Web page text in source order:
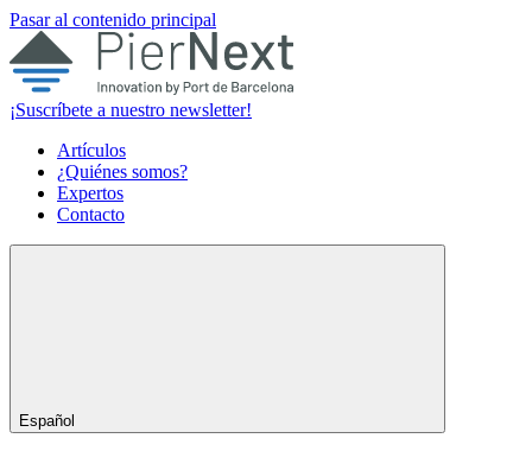
Pasar al contenido principal
¡Suscríbete a nuestro newsletter!
Artículos
¿Quiénes somos?
Expertos
Contacto
Español